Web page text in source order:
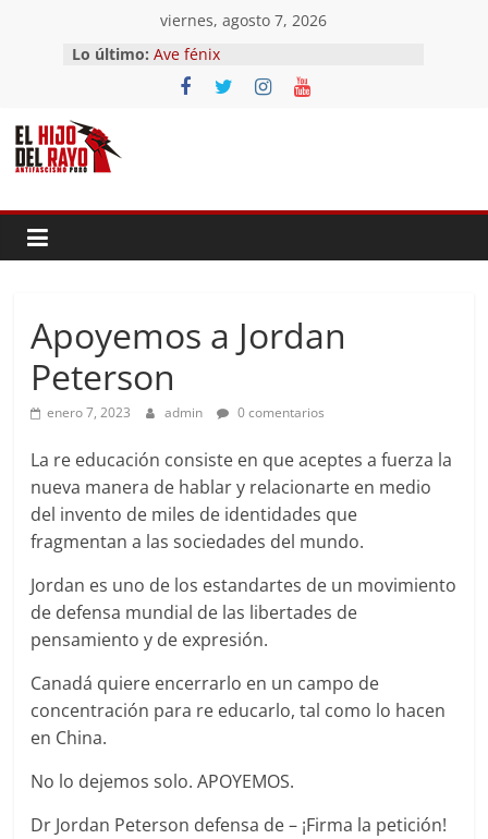
contenido
viernes, agosto 7, 2026
Lo último: Ave fénix
¿Dios no existe?
First Time
Apoyemos a Jordan
Peterson
enero 7, 2023 admin 0 comentarios
La re educación consiste en que aceptes a fuerza la
nueva manera de hablar y relacionarte en medio
del invento de miles de identidades que
fragmentan a las sociedades del mundo.
Jordan es uno de los estandartes de un movimiento
de defensa mundial de las libertades de
pensamiento y de expresión.
Canadá quiere encerrarlo en un campo de
concentración para re educarlo, tal como lo hacen
en China.
No lo dejemos solo. APOYEMOS.
Dr Jordan Peterson defensa de – ¡Firma la petición!